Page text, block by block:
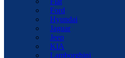
Ford
Hyundai
Jaguar
Jeep
KIA
Lamborghini